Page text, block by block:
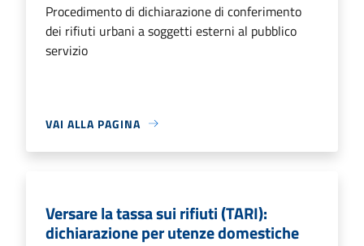
Procedimento di dichiarazione di conferimento
dei rifiuti urbani a soggetti esterni al pubblico
servizio
VAI ALLA PAGINA
Versare la tassa sui rifiuti (TARI):
dichiarazione per utenze domestiche